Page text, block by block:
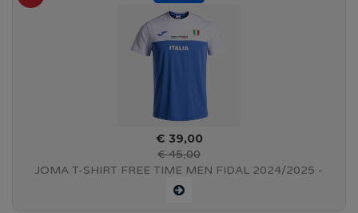
€ 39,00
€ 45,00
JOMA T-SHIRT FREE TIME MEN FIDAL 2024/2025 -
FEDERAZIONE ITALIANA ATLETICA LEGGERA - BLUE